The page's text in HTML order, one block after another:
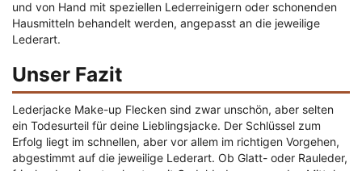
und von Hand mit speziellen Lederreinigern oder schonenden
Hausmitteln behandelt werden, angepasst an die jeweilige
Lederart.
Unser Fazit
Lederjacke Make-up Flecken sind zwar unschön, aber selten
ein Todesurteil für deine Lieblingsjacke. Der Schlüssel zum
Erfolg liegt im schnellen, aber vor allem im richtigen Vorgehen,
abgestimmt auf die jeweilige Lederart. Ob Glatt- oder Rauleder,